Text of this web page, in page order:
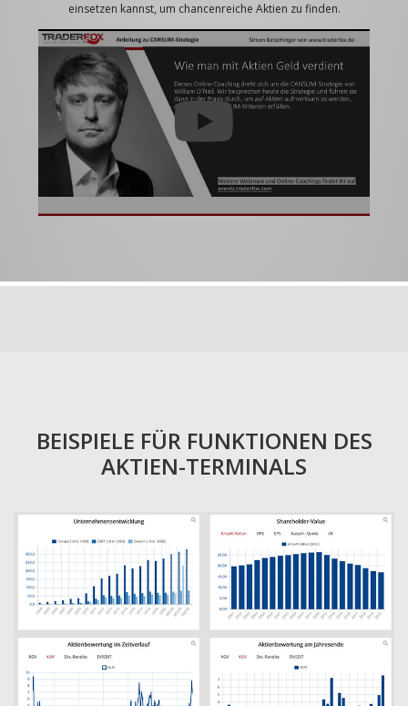
einsetzen kannst, um chancenreiche Aktien zu finden.
BEISPIELE FÜR FUNKTIONEN DES
AKTIEN-TERMINALS